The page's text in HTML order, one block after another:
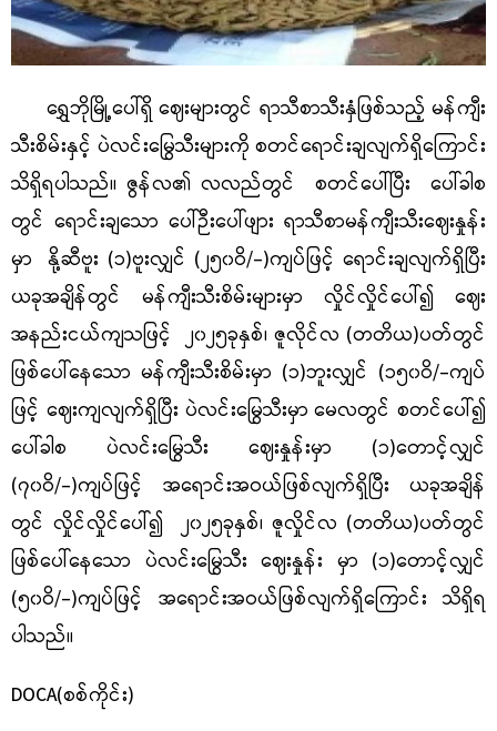
ရွှေဘိုမြို့ပေါ်ရှိ ဈေးများတွင် ရာသီစာသီးနှံဖြစ်သည့် မန်ကျီး
သီးစိမ်းနှင့် ပဲလင်းမြွေသီးများကို စတင်ရောင်းချလျက်ရှိကြောင်း
သိရှိရပါသည်။ ဇွန်လ၏ လလည်တွင် စတင်ပေါ်ပြီး ပေါ်ခါစ
တွင် ရောင်းချသော ပေါ်ဉီးပေါ်ဖျား ရာသီစာမန်ကျီးသီးဈေးနှုန်း
မှာ နို့ဆီဗူး (၁)ဗူးလျှင် (၂၅၀ဝိ/-)ကျပ်ဖြင့် ရောင်းချလျက်ရှိပြီး
ယခုအချိန်တွင် မန်ကျီးသီးစိမ်းများမှာ လှိုင်လှိုင်ပေါ်၍ ဈေး
အနည်းငယ်ကျသဖြင့် ၂၀၂၅ခုနှစ်၊ ဇူလိုင်လ (တတိယ)ပတ်တွင်
ဖြစ်ပေါ်နေသော မန်ကျီးသီးစိမ်းမှာ (၁)ဘူးလျှင် (၁၅၀ဝိ/-ကျပ်
ဖြင့် ဈေးကျလျက်ရှိပြီး ပဲလင်းမြွေသီးမှာ မေလတွင် စတင်ပေါ်၍
ပေါ်ခါစ ပဲလင်းမြွေသီး ဈေးနှုန်းမှာ (၁)တောင့်လျှင်
(၇၀ဝိ/-)ကျပ်ဖြင့် အရောင်းအဝယ်ဖြစ်လျက်ရှိပြီး ယခုအချိန်
တွင် လှိုင်လှိုင်ပေါ်၍ ၂၀၂၅ခုနှစ်၊ ဇူလှိုင်လ (တတိယ)ပတ်တွင်
ဖြစ်ပေါ်နေသော ပဲလင်းမြွေသီး ဈေးနှုန်း မှာ (၁)တောင့်လျှင်
(၅၀ဝိ/-)ကျပ်ဖြင့် အရောင်းအဝယ်ဖြစ်လျက်ရှိကြောင်း သိရှိရ
ပါသည်။
DOCA(စစ်ကိုင်း)